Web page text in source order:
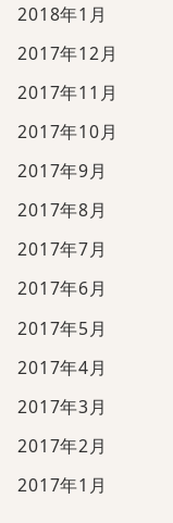
2018年1月
2017年12月
2017年11月
2017年10月
2017年9月
2017年8月
2017年7月
2017年6月
2017年5月
2017年4月
2017年3月
2017年2月
2017年1月